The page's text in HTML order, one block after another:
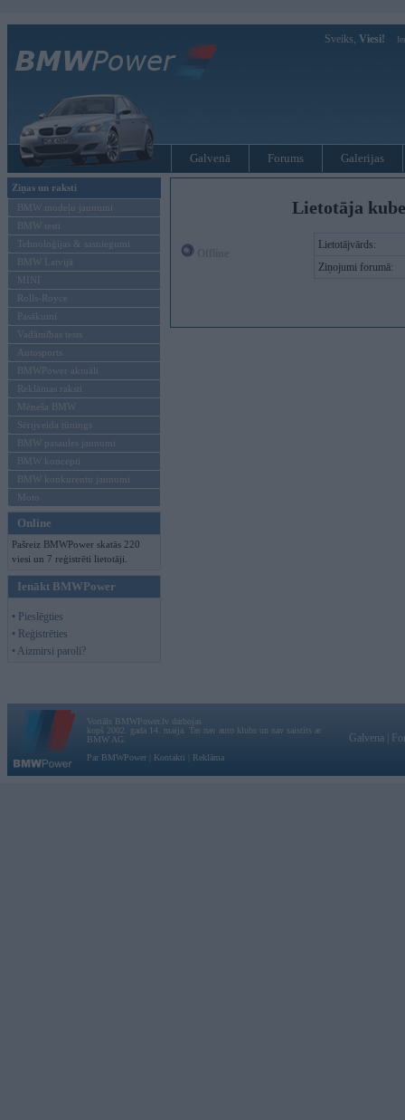
Sveiks, Viesi!
Galvenā Forums Galerijas
Ziņas un raksti
BMW modeļu jaunumi
BMW testi
Tehnoloģijas & sasniegumi
BMW Latvijā
MINI
Rolls-Royce
Pasākumi
Vadāmības tests
Autosports
BMWPower aktuāli
Reklāmas raksti
Mēneša BMW
Sērijveida tūnings
BMW pasaules jaunumi
BMW koncepti
BMW konkurentu jaunumi
Moto
Online
Pašreiz BMWPower skatās 220
viesi un 7 reģistrēti lietotāji.
Ienākt BMWPower
• Pieslēgties
• Reģistrēties
• Aizmirsi paroli?
Lietotāja
Lietotājvārds:
Ziņojumi forumā:
Vortāls BMWPower.lv darbojas
kopš 2002. gada 14. maija. Tas nav auto klubs un nav saistīts ar
BMW AG.
Par BMWPower
Kontakti Reklāma
Galvena